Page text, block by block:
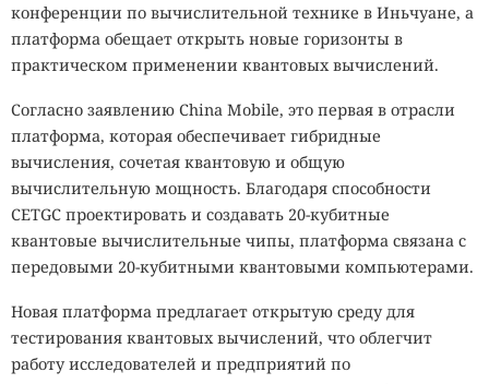
конференции по вычислительной технике в Иньчуане, а
платформа обещает открыть новые горизонты в
практическом применении квантовых вычислений.
Согласно заявлению China Mobile, это первая в отрасли
платформа, которая обеспечивает гибридные
вычисления, сочетая квантовую и общую
вычислительную мощность. Благодаря способности
CETGC проектировать и создавать 20-кубитные
квантовые вычислительные чипы, платформа связана с
передовыми 20-кубитными квантовыми компьютерами.
Новая платформа предлагает открытую среду для
тестирования квантовых вычислений, что облегчит
работу исследователей и предприятий по